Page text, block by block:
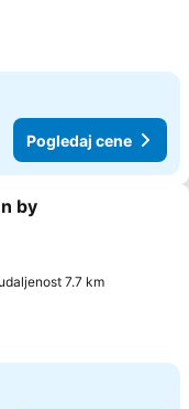
Pogledaj cene
by
7.7 km